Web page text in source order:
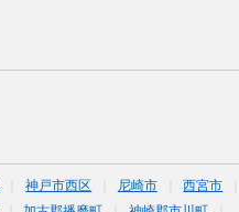
神戸市西区 尼崎市
西宮市